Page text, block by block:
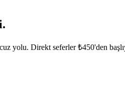
yolu. Direkt seferler ₺450'den